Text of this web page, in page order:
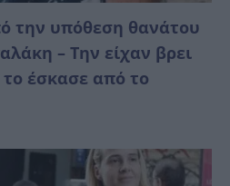
την υπόθεση θανάτου
– Την είχαν βρει
το έσκασε από το